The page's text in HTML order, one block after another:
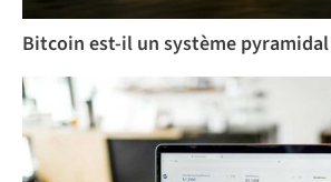
Bitcoin est-il un système pyramidal